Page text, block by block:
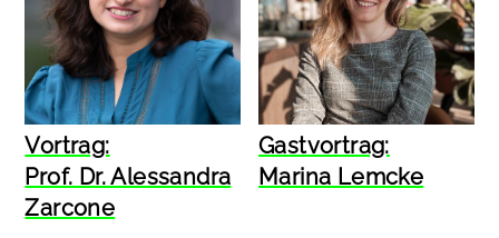
Vortrag:
Prof. Dr. Alessandra
Zarcone
Gastvortrag:
Marina Lemcke